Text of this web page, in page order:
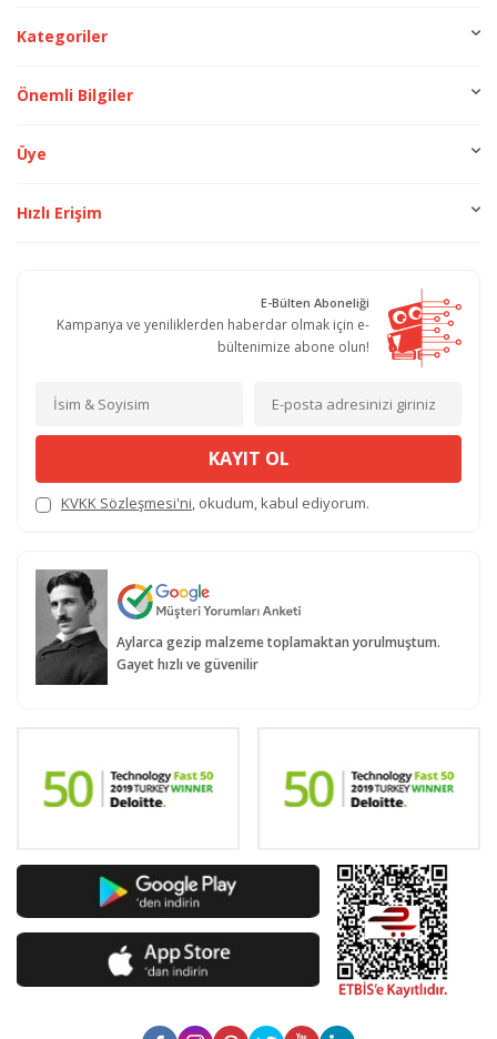
Kategoriler
Önemli Bilgiler
Üye
Hızlı Erişim
E-Bülten Aboneliği
Kampanya ve yeniliklerden haberdar olmak için e-
bültenimize abone olun!
KAYIT OL
KVKK Sözleşmesi'ni, okudum, kabul ediyorum.
Aylarca gezip malzeme toplamaktan yorulmuştum.
Gayet hızlı ve güvenilir